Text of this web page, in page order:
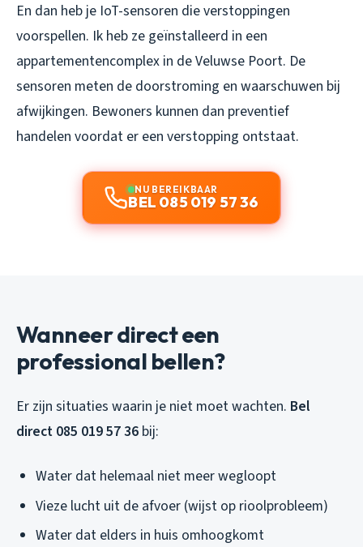
En dan heb je IoT-sensoren die verstoppingen
voorspellen. Ik heb ze geïnstalleerd in een
appartementencomplex in de Veluwse Poort. De
sensoren meten de doorstroming en waarschuwen bij
afwijkingen. Bewoners kunnen dan preventief
handelen voordat er een verstopping ontstaat.
NU BEREIKBAAR
BEL 085 019 57 36
Wanneer direct een
professional bellen?
Er zijn situaties waarin je niet moet wachten. Bel
direct 085 019 57 36 bij:
Water dat helemaal niet meer wegloopt
Vieze lucht uit de afvoer (wijst op rioolprobleem)
Water dat elders in huis omhoogkomt